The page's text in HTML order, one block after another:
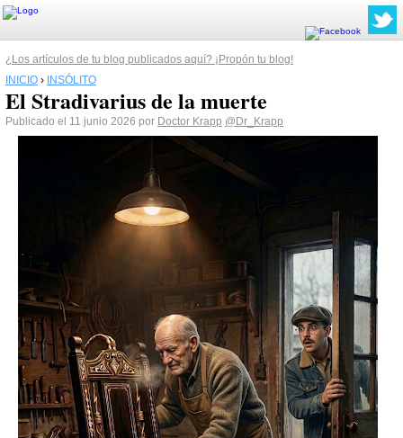
¿Los artículos de tu blog publicados aquí? ¡Propón tu blog!
INICIO › INSÓLITO
El Stradivarius de la muerte
Publicado el 11 junio 2026 por Doctor Krapp @Dr_Krapp